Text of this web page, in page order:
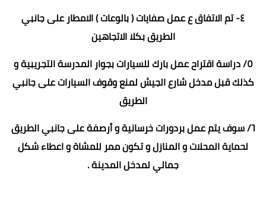
٤- تم الاتفاق ع عمل صفايات ( بالوعات ) الامطار على جانبي
الطريق بكلا الاتجاهين
٥/ دراسة اقتراح عمل بارك للسيارات بجوار المدرسة التجريبية و
كذلك قبل مدخل شارع الجيش لمنع وقوف السيارات على جانبي
الطريق
٦/ سوف يتم عمل بردورات خرسانية و أرصفة على جانبي الطريق
لحماية المحلات و المنازل و تكون ممر للمشاة و اعطاء شكل
جمالي لمدخل المدينة .